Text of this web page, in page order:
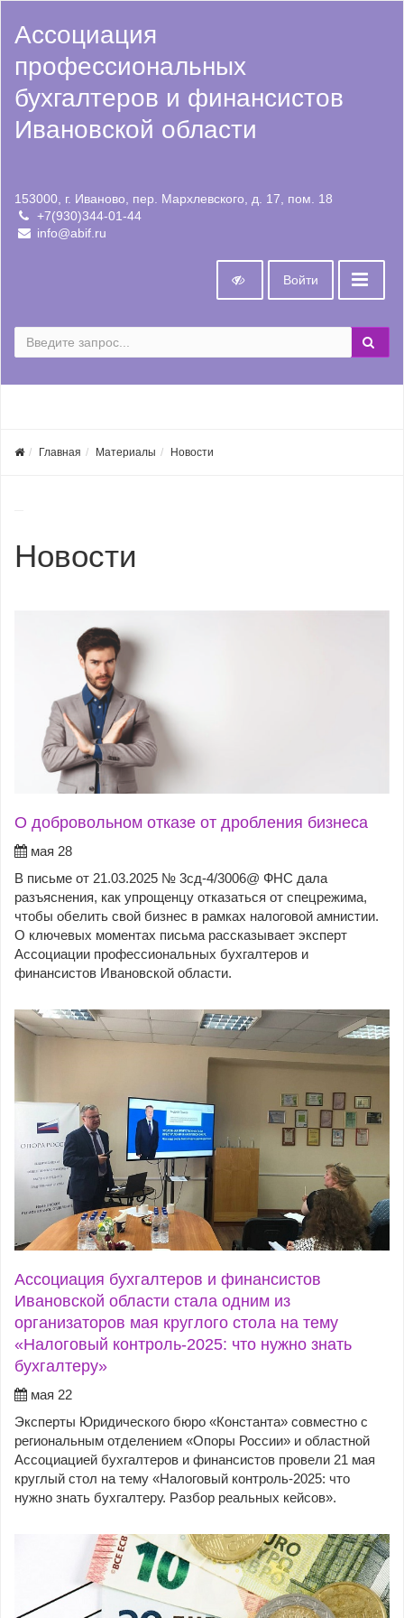
Ассоциация
профессиональных
бухгалтеров и финансистов
Ивановской области
153000, г. Иваново, пер. Мархлевского, д. 17, пом. 18
+7(930)344-01-44
info@abif.ru
Войти
Главная Материалы Новости
Новости
О добровольном отказе от дробления бизнеса
мая 28
В письме от 21.03.2025 № 3сд-4/3006@ ФНС дала
разъяснения, как упрощенцу отказаться от спецрежима,
чтобы обелить свой бизнес в рамках налоговой амнистии.
О ключевых моментах письма рассказывает эксперт
Ассоциации профессиональных бухгалтеров и
финансистов Ивановской области.
Ассоциация бухгалтеров и финансистов
Ивановской области стала одним из
организаторов мая круглого стола на тему
«Налоговый контроль-2025: что нужно знать
бухгалтеру»
мая 22
Эксперты Юридического бюро «Константа» совместно с
региональным отделением «Опоры России» и областной
Ассоциацией бухгалтеров и финансистов провели 21 мая
круглый стол на тему «Налоговый контроль-2025: что
нужно знать бухгалтеру. Разбор реальных кейсов».